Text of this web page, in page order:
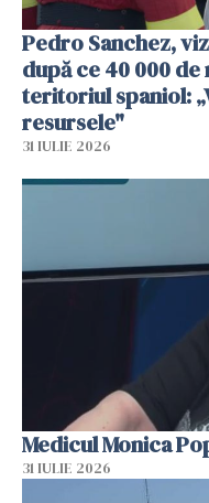
Pedro Sanchez,
după ce 40 000
teritoriul spaniol:
resursele"
31 IULIE 2026
Medicul Monica
31 IULIE 2026